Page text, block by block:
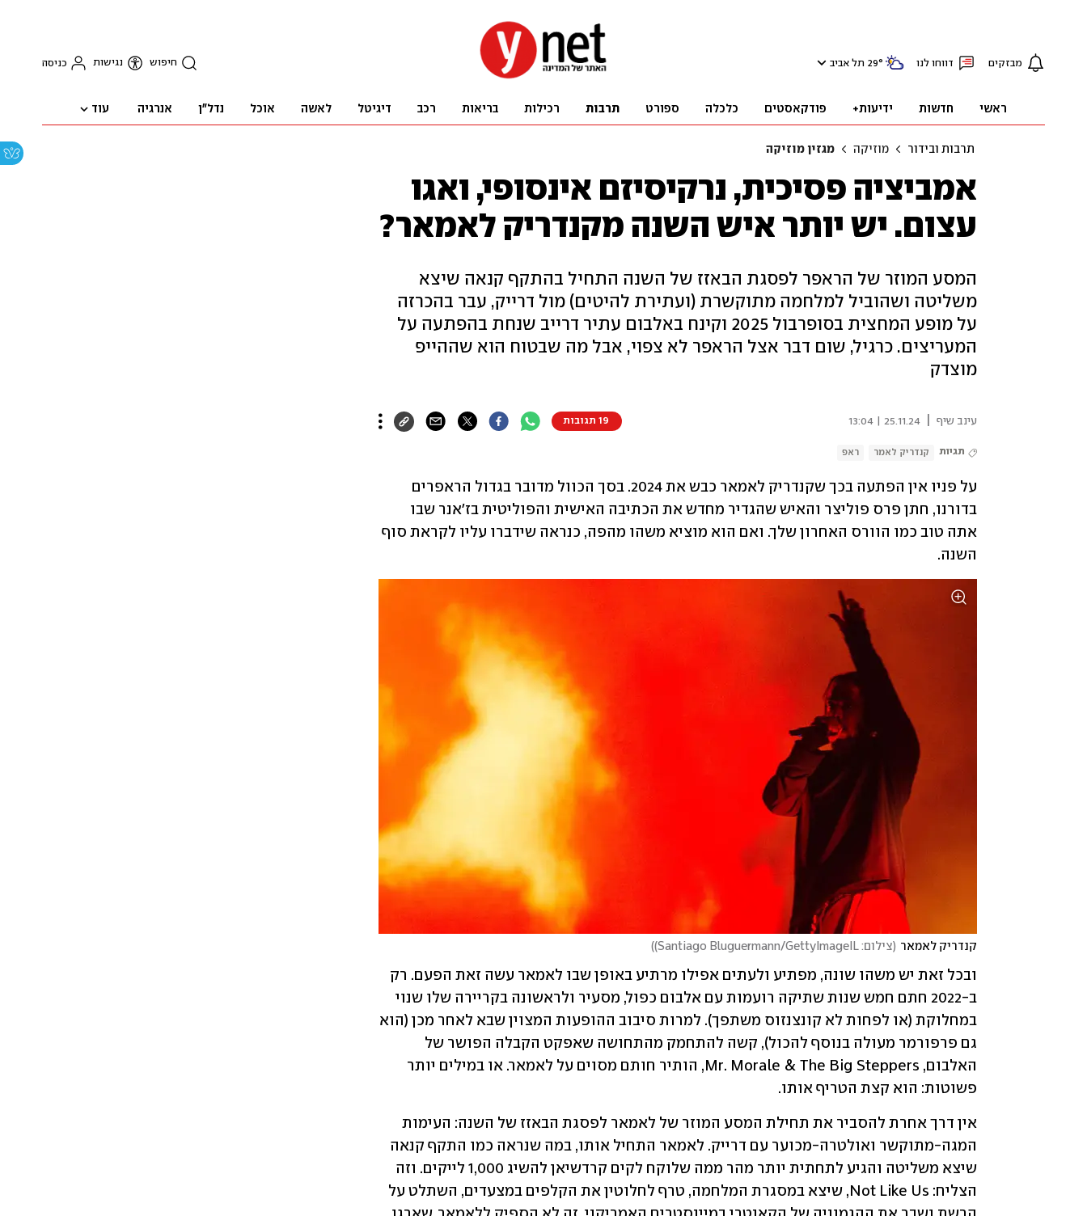
מבזקים דווחו לנו 29° תל אביב חיפוש נגישות כניסה
ראשי חדשות ידיעות+ פודקאסטים כלכלה ספורט תרבות רכילות בריאות רכב דיגיטל לאשה אוכל נדל"ן אנרגיה עוד
תרבות ובידור מוזיקה מגזין מוזיקה
אמביציה פסיכית, נרקיסיזם אינסופי, ואגו
עצום. יש יותר איש השנה מקנדריק לאמאר?
המסע המוזר של הראפר לפסגת הבאזז של השנה התחיל בהתקף קנאה שיצא
משליטה ושהוביל למלחמה מתוקשרת (ועתירת להיטים) מול דרייק, עבר בהכרזה
על מופע המחצית בסופרבול 2025 וקינח באלבום עתיר דרייב שנחת בהפתעה על
המעריצים. כרגיל, שום דבר אצל הראפר לא צפוי, אבל מה שבטוח הוא שההייפ
מוצדק
עינב שיף 25.11.24 | 13:04 19 תגובות
תגיות קנדריק לאמר ראפ
השנה.
קנדריק לאמאר (צילום: Santiago Bluguermann/GettyImageIL) )
פשוטות: הוא קצת הטריף אותו.